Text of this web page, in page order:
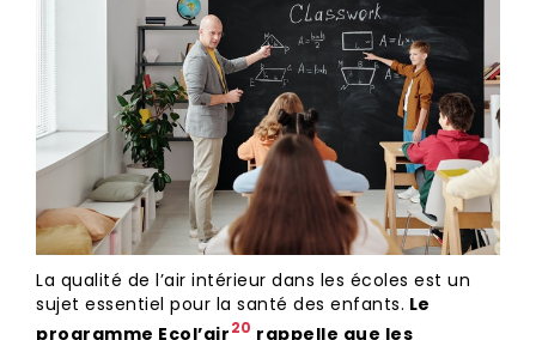
La qualité de l’air intérieur dans les écoles est un
sujet essentiel pour la santé des enfants. Le
programme Ecol’air⁠20 rappelle que les